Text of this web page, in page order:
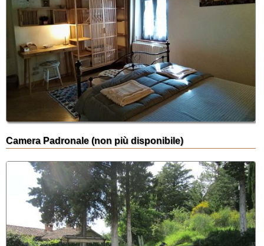
Camera Padronale (non più disponibile)